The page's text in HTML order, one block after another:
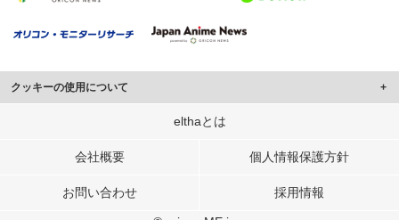
クッキーの使用について
このサイトでは Cookie を使用して、ユーザーに合わせたコンテンツや広告の
行っています。
メディアや広告配信、データ解析の各パートナーに提供しています。
elthaとは
会社概要 個人情報保護方針
お問い合わせ 採用情報